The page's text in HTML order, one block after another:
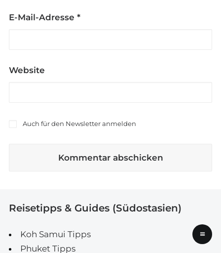
E-Mail-Adresse *
Website
Auch für den Newsletter anmelden
Reisetipps & Guides (Südostasien)
Koh Samui Tipps
Phuket Tipps
≡